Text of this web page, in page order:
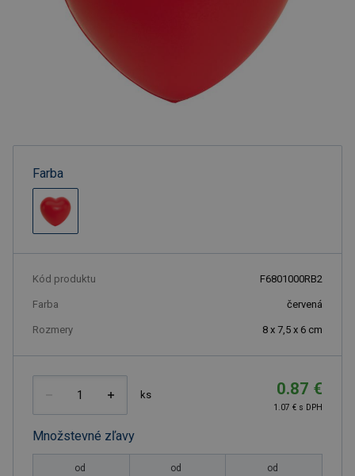
Farba
Kód produktu F6801000RB2
Farba červená
Rozmery 8 x 7,5 x 6 cm
ks 0.87 €
1.07 € s DPH
Množstevné zľavy
od
od
od